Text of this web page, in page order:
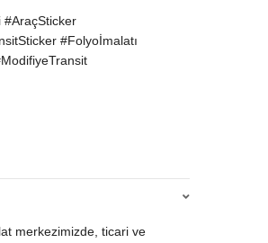
#AraçSticker
#Folyoİmalatı
merkezimizde, ticari ve